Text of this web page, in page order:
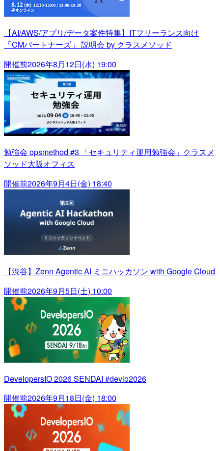
【AI/AWS/アプリ/データ案件特集】ITフリーランス向け
「CMパートナーズ」 説明会 by クラスメソッド
開催前2026年8月12日(水) 19:00
勉強会 opsmethod #3 「セキュリティ運用勉強会」クラスメ
ソッド大阪オフィス
開催前2026年9月4日(金) 18:40
【渋谷】Zenn Agentic AI ミニハッカソン with Google Cloud
開催前2026年9月5日(土) 10:00
DevelopersIO 2026 SENDAI #devio2026
開催前2026年9月18日(金) 18:00